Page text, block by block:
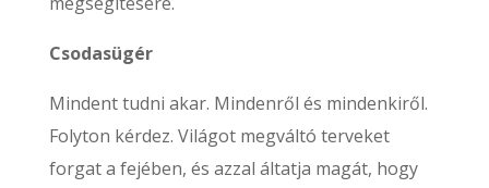
Csodasügér
Mindent tudni akar. Mindenről és mindenkiről.
Folyton kérdez. Világot megváltó terveket
forgat a fejében, és azzal áltatja magát, hogy